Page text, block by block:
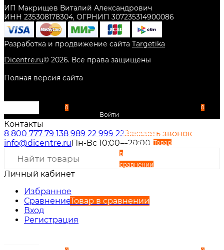
ИП Макрищев Виталий Александрович
ИНН 235308178304, ОГРНИП 307235314900086
Разработка и продвижение сайта Targetika
Dicentre.ru© 2026. Все права защищены
Полная версия сайта
0
Войти
Избранное
Сравнение Товар
в
сравнении
0
Контакты
8 800 777 79 138 989 22 999 22Заказать звонок
info@dicentre.ruПн-Вс 10:00—20:00
Личный кабинет
Избранное
СравнениеТовар в сравнении
Вход
Регистрация